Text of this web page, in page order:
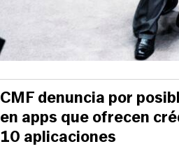
CMF denuncia por
en apps que ofrecen
10 aplicaciones